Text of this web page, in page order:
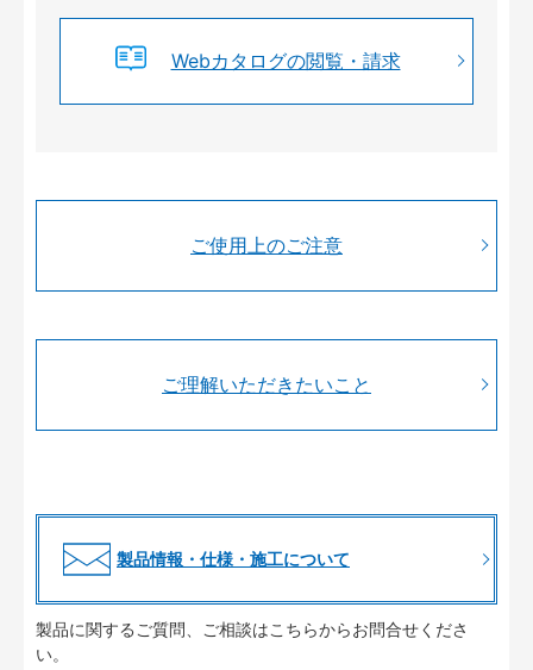
Webカタログの閲覧・請求
ご使用上のご注意
ご理解いただきたいこと
製品情報・仕様・施工について
製品に関するご質問、ご相談はこちらからお問合せくださ
い。